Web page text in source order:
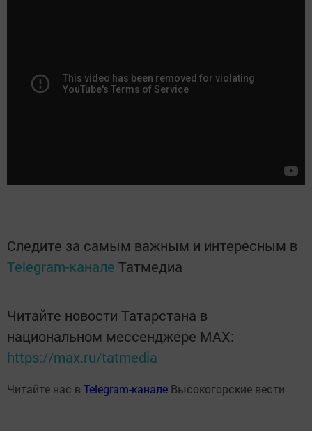
Следите за самым важным и интересным в
Telegram-канале Татмедиа
Читайте новости Татарстана в
национальном мессенджере MАХ:
https://max.ru/tatmedia
Читайте нас в Telegram-канале Высокогорские вести